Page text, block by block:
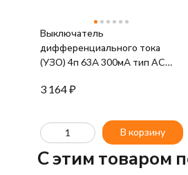
Выключатель
дифференциального тока
(УЗО) 4п 63А 300мА тип AC
3 164₽
В корзину
C этим товаром